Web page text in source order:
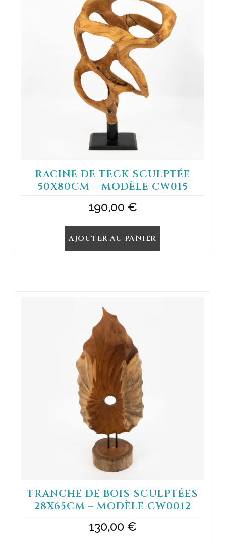
RACINE DE TECK SCULPTÉE
50X80CM – MODÈLE CW015
190,00 €
AJOUTER AU PANIER
TRANCHE DE BOIS SCULPTÉES
28X65CM – MODÈLE CW0012
130,00 €